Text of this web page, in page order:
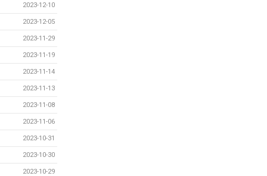
2023-12-10
2023-12-05
2023-11-29
2023-11-19
2023-11-14
2023-11-13
2023-11-08
2023-11-06
2023-10-31
2023-10-30
2023-10-29